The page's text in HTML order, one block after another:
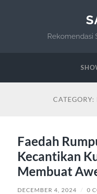
Rekomendasi
CATEGORY:
Faedah
Kecantikan
Membuat
DECEMBER 4, 2024 / 0